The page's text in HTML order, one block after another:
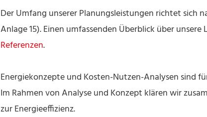
Der Umfang unserer Planungsleistungen richtet sich
Anlage 15). Einen umfassenden Überblick über
Referenzen.
Energiekonzepte und Kosten-Nutzen-Analysen sind
Im Rahmen von Analyse und Konzept klären wir
zur Energieeffizienz.